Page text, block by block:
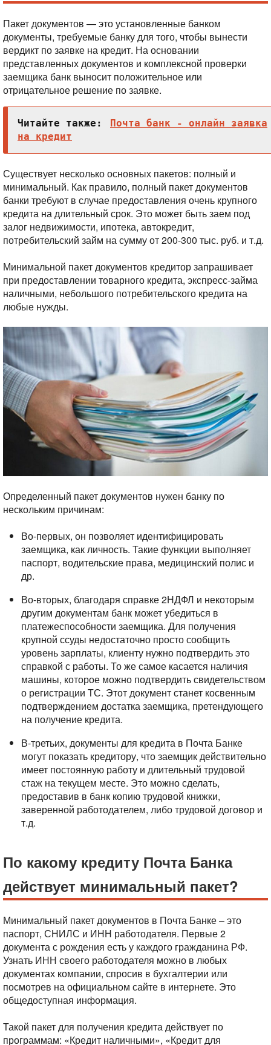
Пакет документов — это установленные банком
документы, требуемые банку для того, чтобы вынести
вердикт по заявке на кредит. На основании
представленных документов и комплексной проверки
заемщика банк выносит положительное или
отрицательное решение по заявке.
Читайте также:
Почта банк - онлайн заявка
на кредит
Существует несколько основных пакетов: полный и
минимальный. Как правило, полный пакет документов
банки требуют в случае предоставления очень крупного
кредита на длительный срок. Это может быть заем под
залог недвижимости, ипотека, автокредит,
потребительский займ на сумму от 200-300 тыс. руб. и т.д.
Минимальной пакет документов кредитор запрашивает
при предоставлении товарного кредита, экспресс-займа
наличными, небольшого потребительского кредита на
любые нужды.
Определенный пакет документов нужен банку по
нескольким причинам:
Во-первых, он позволяет идентифицировать
заемщика, как личность. Такие функции выполняет
паспорт, водительские права, медицинский полис и
др.
Во-вторых, благодаря справке 2НДФЛ и некоторым
другим документам банк может убедиться в
платежеспособности заемщика. Для получения
крупной ссуды недостаточно просто сообщить
уровень зарплаты, клиенту нужно подтвердить это
справкой с работы. То же самое касается наличия
машины, которое можно подтвердить свидетельством
о регистрации ТС. Этот документ станет косвенным
подтверждением достатка заемщика, претендующего
на получение кредита.
В-третьих, документы для кредита в Почта Банке
могут показать кредитору, что заемщик действительно
имеет постоянную работу и длительный трудовой
стаж на текущем месте. Это можно сделать,
предоставив в банк копию трудовой книжки,
заверенной работодателем, либо трудовой договор и
т.д.
По какому кредиту Почта Банка
действует минимальный пакет?
Минимальный пакет документов в Почта Банке – это
паспорт, СНИЛС и ИНН работодателя. Первые 2
документа с рождения есть у каждого гражданина РФ.
Узнать ИНН своего работодателя можно в любых
документах компании, спросив в бухгалтерии или
посмотрев на официальном сайте в интернете. Это
общедоступная информация.
Такой пакет для получения кредита действует по
программам: «Кредит наличными», «Кредит для